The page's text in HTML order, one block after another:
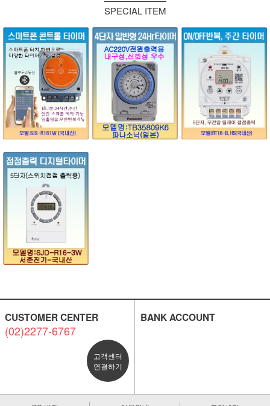
SPECIAL ITEM
CUSTOMER CENTER
(02)2277-6767
고객센터
연결하기
BANK ACCOUNT